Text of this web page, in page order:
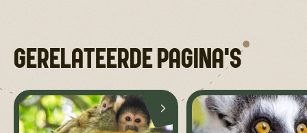
GERELATEERDE PAGINA'S